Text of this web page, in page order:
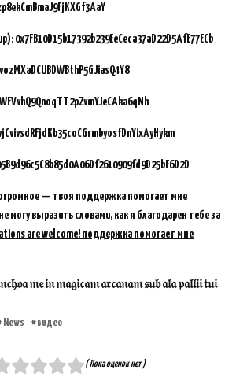
0x7FB10D15b17392b239EeCeca37aD22D5AfE77ECb
— твоя поддержка помогает мне
могу выразить словами, как я благодарен тебе за
are welcome! поддержка помогает мне
𝔪𝔢 𝔦𝔫 𝔪𝔞𝔤𝔦𝔠𝔞𝔪 𝔞𝔯𝔠𝔞𝔫𝔞𝔪 𝔰𝔲𝔟 𝔞𝔩𝔞 𝔭𝔞𝔩𝔩𝔦𝔦 𝔱𝔲𝔦
News видео
( Пока оценок нет )